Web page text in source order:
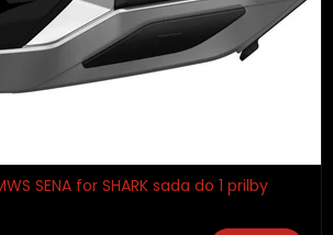
SENA for SHARK sada do 1 prilby